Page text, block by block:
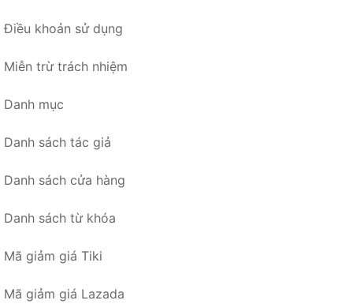
Điều khoản sử dụng
Miễn trừ trách nhiệm
Danh mục
Danh sách tác giả
Danh sách cửa hàng
Danh sách từ khóa
Mã giảm giá Tiki
Mã giảm giá Lazada